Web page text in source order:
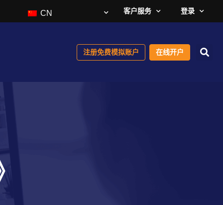
CN 客户服务 登录
注册免费模拟账户 在线开户